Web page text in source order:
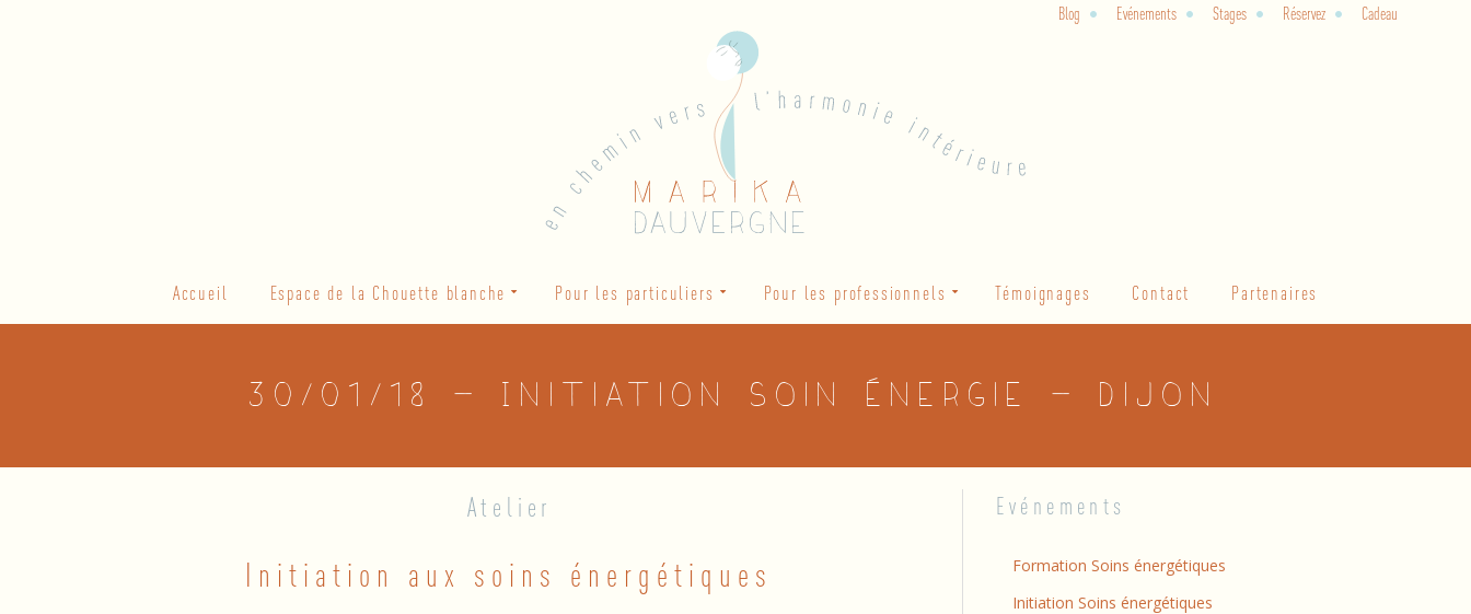
Blog Evénements Stages Réservez Cadeau
Navigation
Accueil Espace de la Chouette blanche Pour les particuliers Pour les professionnels Témoignages Contact Partenaires
30/01/18 – Initiation Soin énergie – Dijon
Atelier
Initiation aux soins énergétiques
Evénements
Formation Soins énergétiques
Initiation Soins énergétiques